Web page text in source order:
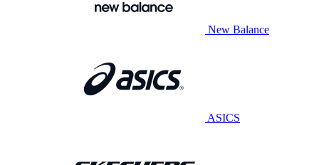
New Balance
ASICS